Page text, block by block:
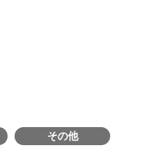
その他